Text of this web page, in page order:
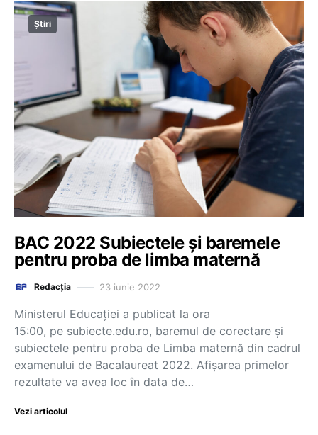
Știri
BAC 2022 Subiectele și baremele
pentru proba de limba maternă
Redacția 23 iunie 2022
Ministerul Educației a publicat la ora
15:00, pe subiecte.edu.ro, baremul de corectare și
subiectele pentru proba de Limba maternă din cadrul
examenului de Bacalaureat 2022. Afișarea primelor
rezultate va avea loc în data de…
Vezi articolul